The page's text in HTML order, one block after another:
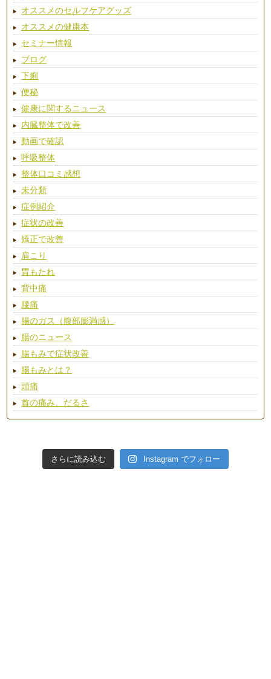
オススメのセルフケアグッズ
オススメの健康本
セミナー情報
ブログ
下痢
便秘
健康に関するニュース
内臓整体で改善
動画で確認
呼吸整体
整体口コミ感想
未分類
症例紹介
症状の改善
矯正で改善
肩こり
胃もたれ
背中痛
腰痛
腸のガス（腹部膨満感）
腸のニュース
腸もみで症状改善
腸もみとは？
頭痛
首の痛み、だるさ
さらに読み込む Instagram でフォロー